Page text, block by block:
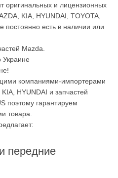
оригинальных и лицензионных
KIA, HYUNDAI, TOYOTA,
постоянно есть в наличии или
Mazda.
Украине
компаниями-импортерами
HYUNDAI и запчастей
поэтому гарантируем
товара.
передние